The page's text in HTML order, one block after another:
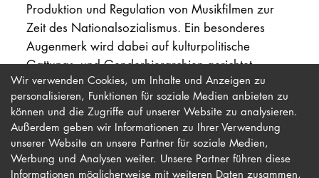
Produktion und Regulation von Musikfilmen zur
Zeit des Nationalsozialismus. Ein besonderes
Augenmerk wird dabei auf kulturpolitische
Gattungs- und Genderhierarchien gerichtet.
Impressum
Newsletter
Wir verwenden Cookies, um Inhalte und Anzeigen zu
personalisieren, Funktionen für soziale Medien anbieten zu
können und die Zugriffe auf unserer Website zu analysieren.
Außerdem geben wir Informationen zu Ihrer Verwendung
unserer Website an unsere Partner für soziale Medien,
Werbung und Analysen weiter. Unsere Partner führen diese
Informationen möglicherweise mit weiteren Daten zusammen,